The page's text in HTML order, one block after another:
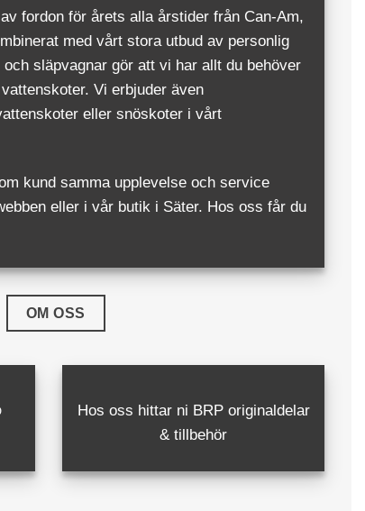
fordon för årets alla årstider från Can-Am,
med vårt stora utbud av personlig
släpvagnar gör att vi har allt du behöver
Vi erbjuder även
eller snöskoter i vårt
kund samma upplevelse och service
eller i vår butik i Säter. Hos oss får du
OM OSS
Hos oss hittar ni BRP originaldelar
& tillbehör